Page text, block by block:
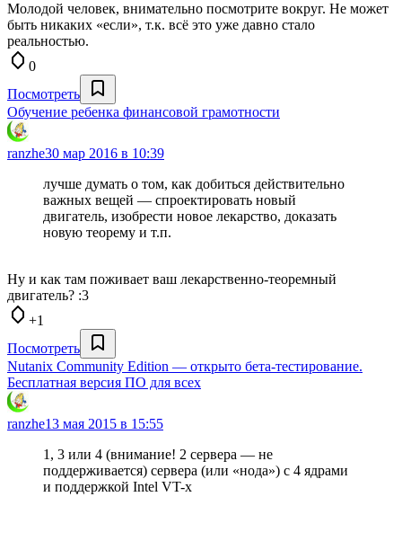
Молодой человек, внимательно посмотрите вокруг. Не может
быть никаких «если», т.к. всё это уже давно стало
реальностью.
0
Посмотреть
Обучение ребенка финансовой грамотности
ranzhe30 мар 2016 в 10:39
лучше думать о том, как добиться действительно
важных вещей — спроектировать новый
двигатель, изобрести новое лекарство, доказать
новую теорему и т.п.
Ну и как там поживает ваш лекарственно-теоремный
двигатель? :3
+1
Посмотреть
Nutanix Community Edition — открыто бета-тестирование.
Бесплатная версия ПО для всех
ranzhe13 мая 2015 в 15:55
1, 3 или 4 (внимание! 2 сервера — не
поддерживается) сервера (или «нода») с 4 ядрами
и поддержкой Intel VT-x